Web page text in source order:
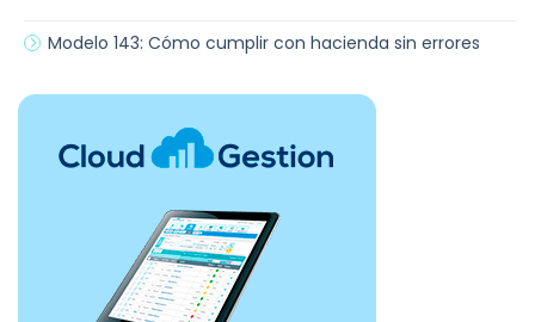
Modelo 143: Cómo cumplir con hacienda sin errores